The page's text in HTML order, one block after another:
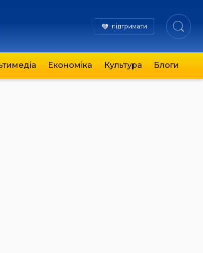
підтримати
Економіка Культура Блоги